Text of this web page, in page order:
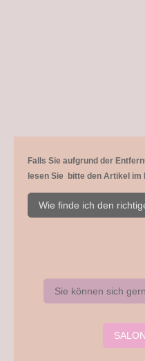
Falls Sie aufgrund der
lesen Sie bitte den Artikel im
Wie finde ich den
Sie können sich